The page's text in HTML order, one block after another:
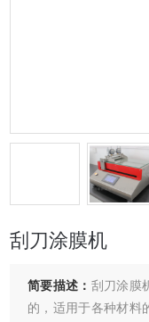
刮刀涂膜机
简要描述： 刮刀涂膜
的，适用于各种材料